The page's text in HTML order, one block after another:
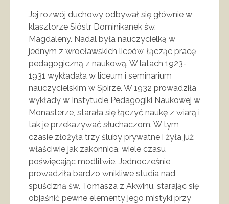
Jej rozwój duchowy odbywał się głównie w
klasztorze Sióstr Dominikanek św.
Magdaleny. Nadal była nauczycielką w
jednym z wrocławskich liceów, łącząc pracę
pedagogiczną z naukową. W latach 1923-
1931 wykładała w liceum i seminarium
nauczycielskim w Spirze. W 1932 prowadziła
wykłady w Instytucie Pedagogiki Naukowej w
Monasterze, starała się łączyć naukę z wiarą i
tak je przekazywać słuchaczom. W tym
czasie złożyła trzy śluby prywatne i żyła już
właściwie jak zakonnica, wiele czasu
poświęcając modlitwie. Jednocześnie
prowadziła bardzo wnikliwe studia nad
spuścizną św. Tomasza z Akwinu, starając się
objaśnić pewne elementy jego mistyki przy